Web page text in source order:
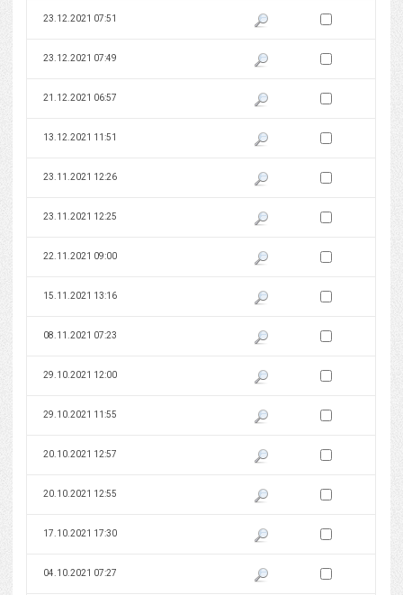
23.12.2021 07:51 Pokaż podgląd wersji z dnia
Zaznacz wersję do
23.12.2021 07:49 Pokaż podgląd wersji z dnia
Zaznacz wersję do
21.12.2021 06:57 Pokaż podgląd wersji z dnia
Zaznacz wersję do
13.12.2021 11:51 Pokaż podgląd wersji z dnia
Zaznacz wersję do
23.11.2021 12:26 Pokaż podgląd wersji z dnia
Zaznacz wersję do
23.11.2021 12:25 Pokaż podgląd wersji z dnia
Zaznacz wersję do
22.11.2021 09:00 Pokaż podgląd wersji z dnia
Zaznacz wersję do
15.11.2021 13:16 Pokaż podgląd wersji z dnia
Zaznacz wersję do
08.11.2021 07:23 Pokaż podgląd wersji z dnia
Zaznacz wersję do
29.10.2021 12:00 Pokaż podgląd wersji z dnia
Zaznacz wersję do
29.10.2021 11:55 Pokaż podgląd wersji z dnia
Zaznacz wersję do
20.10.2021 12:57 Pokaż podgląd wersji z dnia
Zaznacz wersję do
20.10.2021 12:55 Pokaż podgląd wersji z dnia
Zaznacz wersję do
17.10.2021 17:30 Pokaż podgląd wersji z dnia
Zaznacz wersję do
04.10.2021 07:27 Pokaż podgląd wersji z dnia
Zaznacz wersję do